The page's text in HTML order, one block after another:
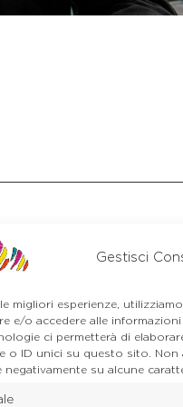
Gestisci
migliori esperienze,
e/o accedere alle
ci permetterà di
o ID unici su questo sito.
negativamente su alcune
32045 S.
(BL)
Tel. 0435
E-mail.